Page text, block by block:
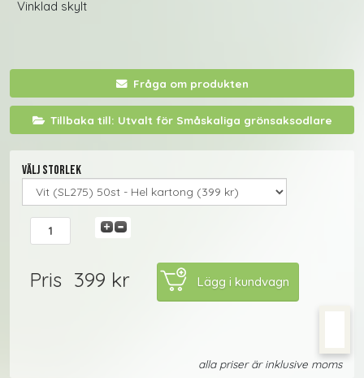
Vinklad skylt
Fråga om produkten
Tillbaka till: Utvalt för Småskaliga grönsaksodlare
Välj storlek
Pris 399 kr
alla priser är inklusive moms